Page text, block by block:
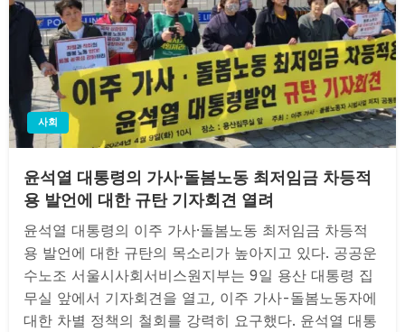
사회
윤석열 대통령의 가사·돌봄노동 최저임금 차등적
용 발언에 대한 규탄 기자회견 열려
윤석열 대통령의 이주 가사·돌봄노동 최저임금 차등적
용 발언에 대한 규탄의 목소리가 높아지고 있다. 공공운
수노조 서울시사회서비스원지부는 9일 용산 대통령 집
무실 앞에서 기자회견을 열고, 이주 가사-돌봄노동자에
대한 차별 정책의 철회를 강력히 요구했다. 윤석열 대통